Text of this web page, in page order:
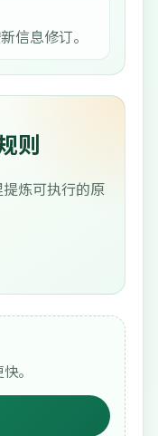
信息修订。
则
炼可执行的原
。